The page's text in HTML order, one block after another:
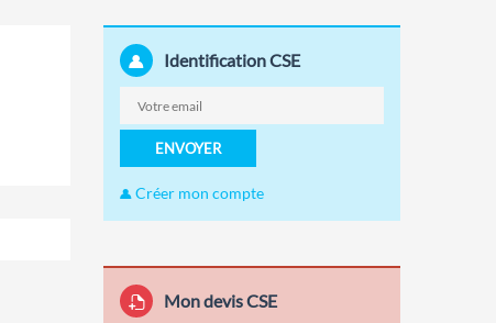
Identification CSE
ENVOYER
Créer mon compte
Mon devis CSE